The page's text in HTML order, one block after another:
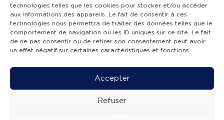
technologies telles que les cookies pour stocker et/ou accéder
aux informations des appareils. Le fait de consentir à ces
technologies nous permettra de traiter des données telles que le
comportement de navigation ou les ID uniques sur ce site. Le fait
de ne pas consentir ou de retirer son consentement peut avoir
un effet négatif sur certaines caractéristiques et fonctions.
Accepter
Refuser
SUIVEZ-NOUS !
Mentions légales -Accessibilité